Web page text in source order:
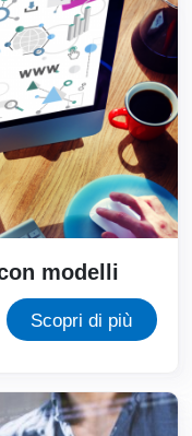
modelli
Scopri di più